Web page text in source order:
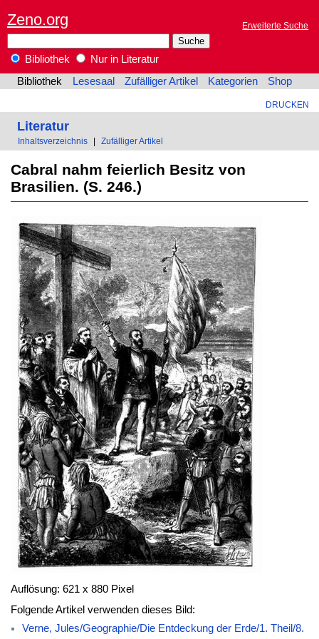
Zeno.org Erweiterte Suche
Bibliothek
Nur in Literatur
Bibliothek
Lesesaal Zufälliger Artikel Kategorien Shop
DRUCKEN
Literatur
Inhaltsverzeichnis Zufälliger Artikel
Cabral nahm feierlich Besitz von
Brasilien. (S. 246.)
Auflösung: 621 x 880 Pixel
Folgende Artikel verwenden dieses Bild:
Verne, Jules/Geographie/Die Entdeckung der Erde/1. Theil/8.